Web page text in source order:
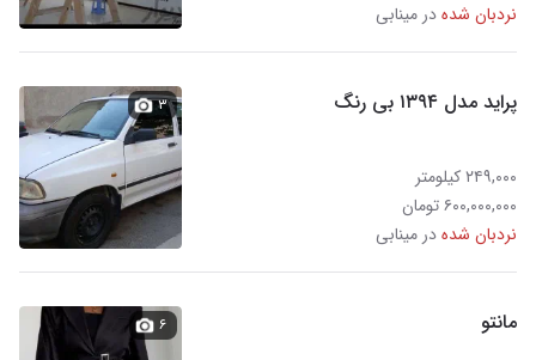
نردبان شدهدر مینابی
پراید مدل ۱۳۹۴ بی رنگ
۲۴۹,۰۰۰ کیلومتر
۶۰۰,۰۰۰,۰۰۰ تومان
نردبان شدهدر مینابی
۳
مانتو ۶